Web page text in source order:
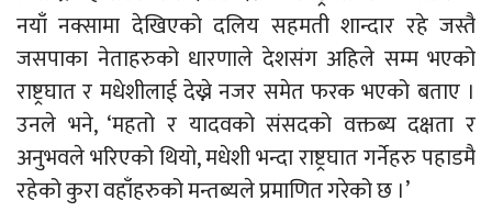
नयाँ नक्सामा देखिएको दलिय सहमती शान्दार रहे जस्तै
जसपाका नेताहरुको धारणाले देशसंग अहिले सम्म भएको
राष्ट्रघात र मधेशीलाई देख्ने नजर समेत फरक भएको बताए ।
उनले भने, ‘महतो र यादवको संसदको वक्तब्य दक्षता र
अनुभवले भरिएको थियो, मधेशी भन्दा राष्ट्रघात गर्नेहरु पहाडमै
रहेको कुरा वहाँहरुको मन्तब्यले प्रमाणित गरेको छ ।’